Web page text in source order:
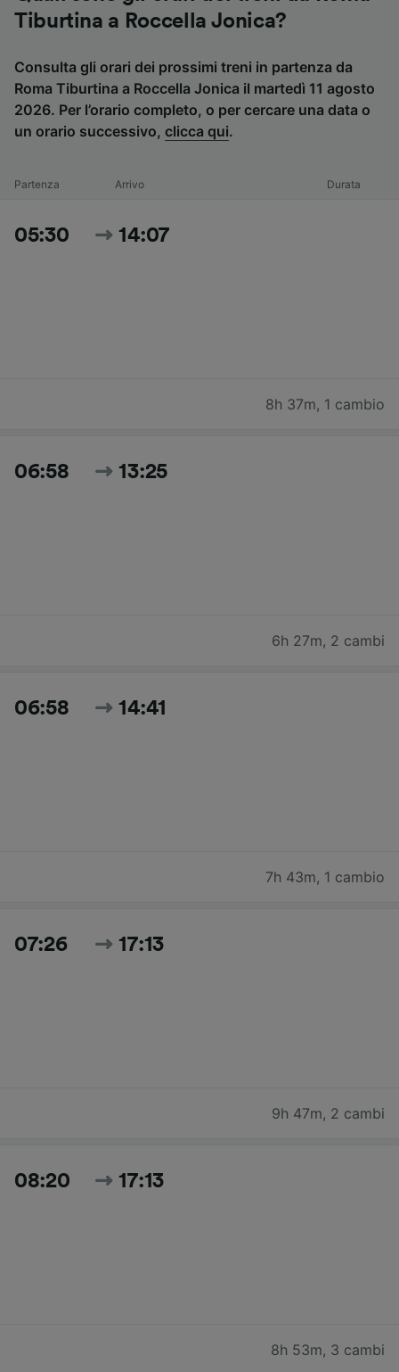
Tiburtina a Roccella Jonica?
Consulta gli orari dei prossimi treni in partenza da
Roma Tiburtina a Roccella Jonica il martedì 11 agosto
2026. Per l’orario completo, o per cercare una data o
un orario successivo, clicca qui.
Partenza Arrivo Durata
05:30 14:07
8h 37m, 1 cambio
06:58 13:25
6h 27m, 2 cambi
06:58 14:41
7h 43m, 1 cambio
07:26 17:13
9h 47m, 2 cambi
08:20 17:13
8h 53m, 3 cambi